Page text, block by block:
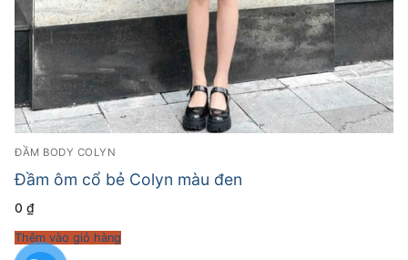
ĐẦM BODY COLYN
Đầm ôm cổ bẻ Colyn màu đen
0 ₫
Thêm vào giỏ hàng